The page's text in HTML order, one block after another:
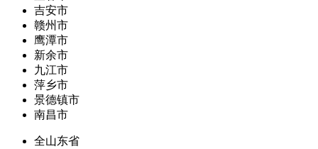
吉安市
赣州市
鹰潭市
新余市
九江市
萍乡市
景德镇市
南昌市
全山东省